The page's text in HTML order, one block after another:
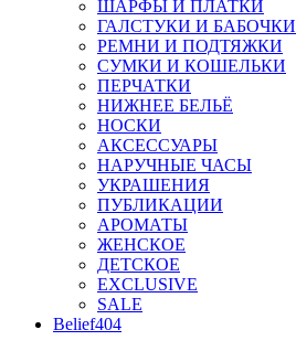
ШАРФЫ И ПЛАТКИ
ГАЛСТУКИ И БАБОЧКИ
РЕМНИ И ПОДТЯЖКИ
СУМКИ И КОШЕЛЬКИ
ПЕРЧАТКИ
НИЖНЕЕ БЕЛЬЁ
НОСКИ
АКСЕССУАРЫ
НАРУЧНЫЕ ЧАСЫ
УКРАШЕНИЯ
ПУБЛИКАЦИИ
АРОМАТЫ
ЖЕНСКОЕ
ДЕТСКОЕ
EXCLUSIVE
SALE
Belief404